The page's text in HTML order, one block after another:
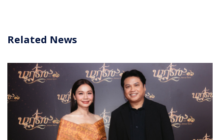
Related News